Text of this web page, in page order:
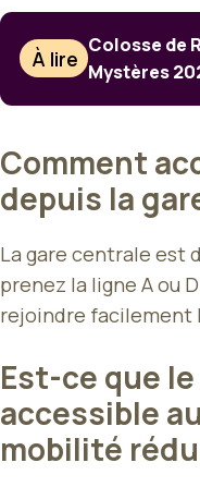
À lire
Colosse de
Mystères
Comment
depuis la
La gare centrale est
prenez la ligne A ou
rejoindre facilement
Est-ce que
accessible
mobilité